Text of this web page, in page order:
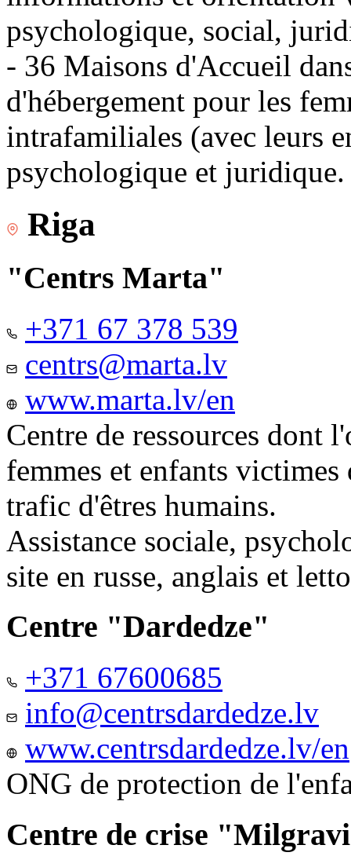
psychologique, social,
- 36 Maisons d'Accueil
d'hébergement pour les
intrafamiliales (avec leurs
psychologique et juridique.
Riga
"Centrs Marta"
+371 67 378 539
centrs@marta.lv
www.marta.lv/en
Centre de ressources dont
femmes et enfants
trafic d'êtres humains.
Assistance sociale,
site en russe, anglais et
Centre "Dardedze"
+371 67600685
info@centrsdardedze.lv
www.centrsdardedze.lv/en
ONG de protection de
Centre de crise